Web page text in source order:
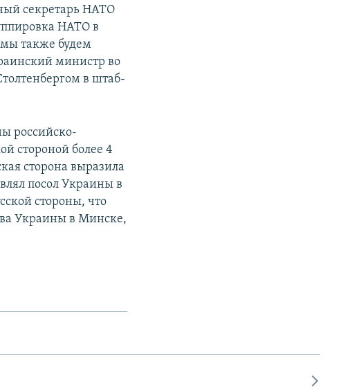
секретарь НАТО
НАТО в
мы также будем
министр во
в штаб-
российско-
стороной более 4
сторона выразила
посол Украины в
стороны, что
Украины в Минске,